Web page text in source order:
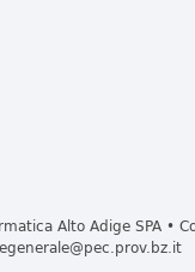
Alto Adige SPA •